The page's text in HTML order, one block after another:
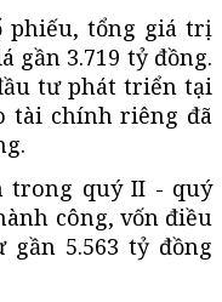
phiếu, tổng giá trị
gần 3.719 tỷ đồng.
tư phát triển tại
tài chính riêng đã
trong quý II - quý
công, vốn điều
5.563 tỷ đồng